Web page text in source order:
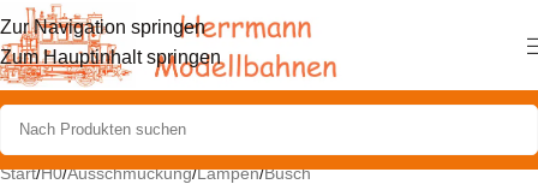
Zur Navigation springen
Zum Hauptinhalt springen
Start/H0/Ausschmückung/Lampen/Busch